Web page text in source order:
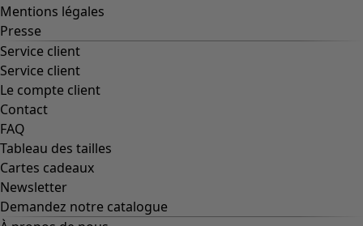
Des tournesols pour le HCR
Maison
Nouveautés
Voir toute la décoration
Coussins